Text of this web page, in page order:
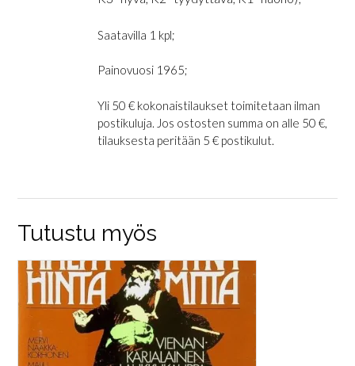
Saatavilla 1 kpl;
Painovuosi 1965;
Yli 50 € kokonaistilaukset toimitetaan ilman
postikuluja. Jos ostosten summa on alle 50 €,
tilauksesta peritään 5 € postikulut.
Tutustu myös